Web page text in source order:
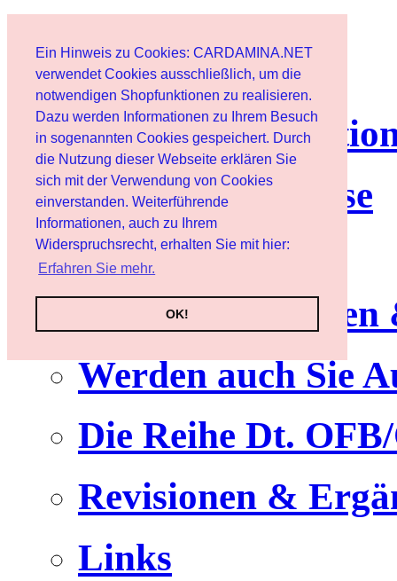
Ein Hinweis zu Cookies: CARDAMINA.NET
verwendet Cookies ausschließlich, um die
notwendigen Shopfunktionen zu realisieren.
Dazu werden Informationen zu Ihrem Besuch
in sogenannten Cookies gespeichert. Durch
die Nutzung dieser Webseite erklären Sie
sich mit der Verwendung von Cookies
einverstanden. Weiterführende
Informationen, auch zu Ihrem
Widerspruchsrecht, erhalten Sie mit hier:
Erfahren Sie mehr.
OK!
Client
lettre
Nutzungshinweise
Service
Werden auch Sie
Die Reihe Dt.
Revisionen &
Links